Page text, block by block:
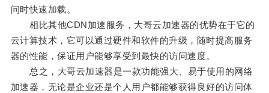
问时快速加载。
相比其他CDN加速服务，大哥云加速器的优势在于它的
云计算技术，它可以通过硬件和软件的升级，随时提高服务
器的性能，保证用户能够享受到最快的访问速度。
总之，大哥云加速器是一款功能强大、易于使用的网络
加速器，无论是企业还是个人用户都能够获得良好的访问体